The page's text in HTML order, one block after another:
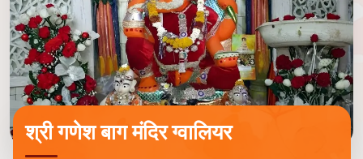
श्री गणेश बाग मंदिर ग्वालियर